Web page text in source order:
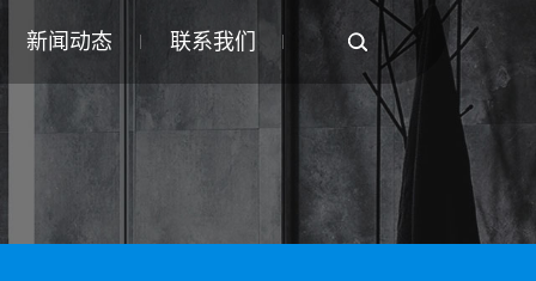
新闻动态 联系我们